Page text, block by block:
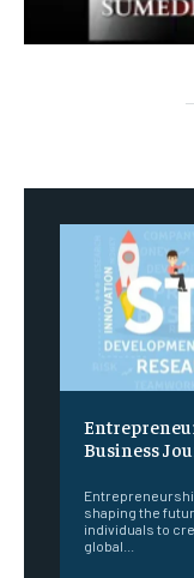
Business
shaping the
individuals to
global...